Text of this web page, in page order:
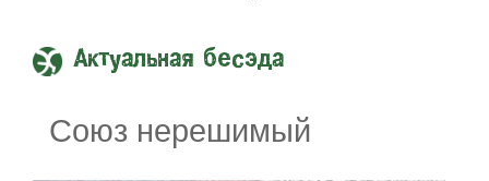
Актуальная бесэда
Союз нерешимый